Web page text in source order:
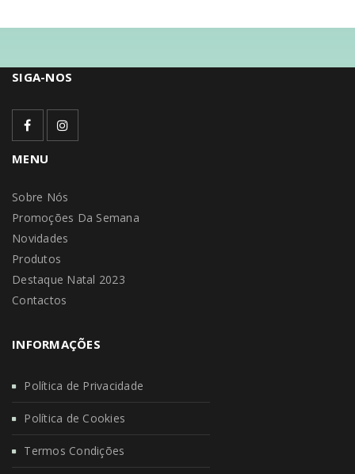
SIGA-NOS
MENU
Sobre Nós
Promoções Da Semana
Novidades
Produtos
Destaque Natal 2023
Contactos
INFORMAÇÕES
Política de Privacidade
Política de Cookies
Termos Condições